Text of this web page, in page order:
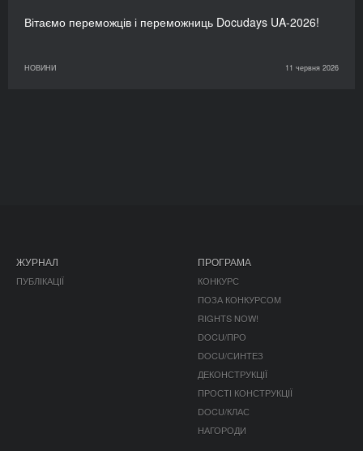
Вітаємо переможців і переможниць Docudays UA-2026!
НОВИНИ 11 червня 2026
ЖУРНАЛ
ПУБЛІКАЦІЇ
ПРОГРАМА
КОНКУРС
ПОЗА КОНКУРСОМ
RIGHTS NOW!
DOCU/ПРО
DOCU/СИНТЕЗ
ДЕКОНСТРУКЦІЇ
ПРОСТІ КОНСТРУКЦІЇ
DOCU/КЛАС
НАГОРОДИ